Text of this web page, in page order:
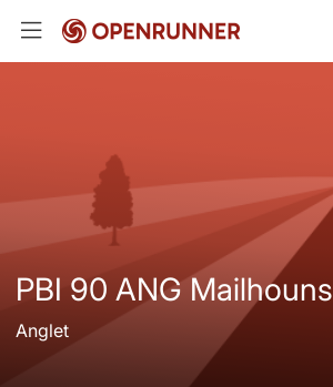
PBI 90 ANG Mailhouns
Anglet